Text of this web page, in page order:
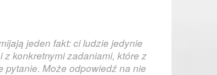
jeden fakt: ci ludzie jedynie
z konkretnymi zadaniami, które z
pytanie. Może odpowiedź na nie